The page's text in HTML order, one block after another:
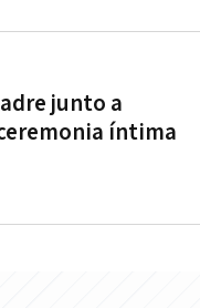
junto a
íntima